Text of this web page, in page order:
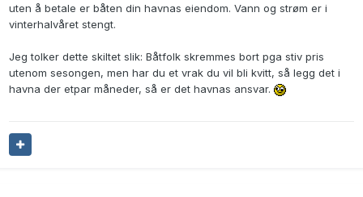
uten å betale er båten din havnas eiendom. Vann og strøm er i
vinterhalvåret stengt.
Jeg tolker dette skiltet slik: Båtfolk skremmes bort pga stiv pris
utenom sesongen, men har du et vrak du vil bli kvitt, så legg det i
havna der etpar måneder, så er det havnas ansvar.